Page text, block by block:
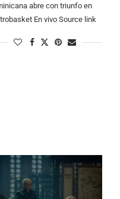
abre con triunfo en
En vivo Source link